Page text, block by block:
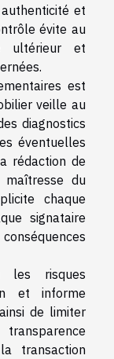
et
évite au
ultérieur et
est
veille au
diagnostics
éventuelles
rédaction de
maîtresse du
chaque
signataire
les risques
et informe
de limiter
transaction